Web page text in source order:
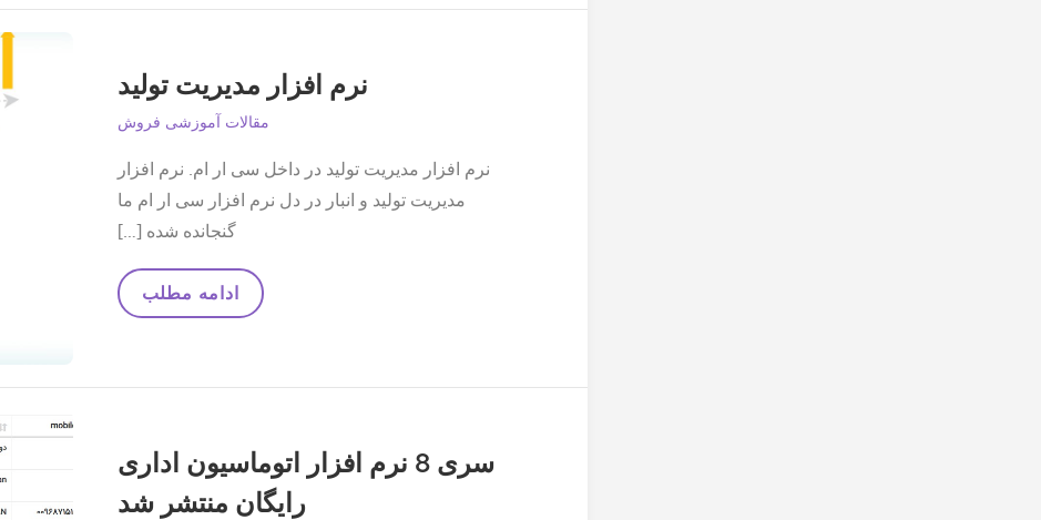
نرم افزار مدیریت تولید
مقالات آموزشی فروش
نرم افزار مدیریت تولید در داخل سی ار ام. نرم افزار
مدیریت تولید و انبار در دل نرم افزار سی ار ام ما
گنجانده شده […]
نرم
ادامه مطلب
سری 8 نرم افزار اتوماسیون اداری
رایگان منتشر شد